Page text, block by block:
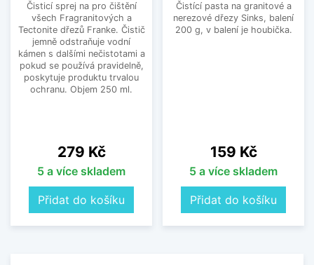
Čisticí sprej na pro čištění
všech Fragranitových a
Tectonite dřezů Franke. Čistič
jemně odstraňuje vodní
kámen s dalšími nečistotami a
pokud se používá pravidelně,
poskytuje produktu trvalou
ochranu. Objem 250 ml.
Cena
279 Kč
5 a více skladem
Přidat do košíku
Čistící pasta na granitové a
nerezové dřezy Sinks, balení
200 g, v balení je houbička.
Cena
159 Kč
5 a více skladem
Přidat do košíku